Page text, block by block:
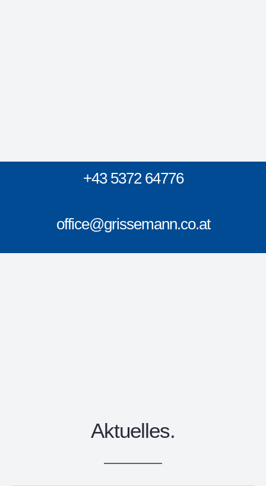
+43 5372 64776
office@grissemann.co.at
Aktuelles.